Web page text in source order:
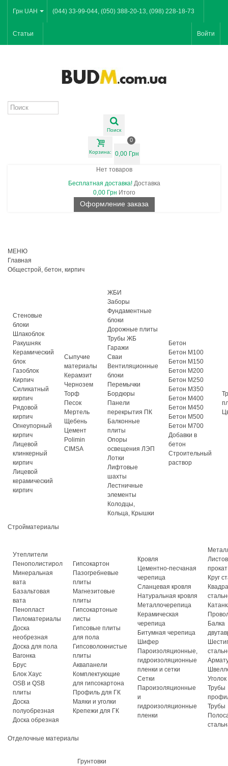
Грн UAH (044) 33-99-044, (050) 388-20-13, (098) 228-18-73
Статьи Войти
Поиск
Корзина:
0
0,00 Грн
Нет товаров
Бесплатная доставка! Доставка
0,00 Грн Итого
Оформление заказа
МЕНЮ
Главная
Общестрой, бетон, кирпич
Стеновые
блоки
Шлакоблок
Ракушняк
Керамический
блок
Газоблок
Кирпич
Силикатный
кирпич
Рядовой
кирпич
Огнеупорный
кирпич
Лицевой
клинкерный
кирпич
Лицевой
керамический
кирпич
Сыпучие
материалы
Керамзит
Чернозем
Торф
Песок
Мертель
Щебень
Цемент
Polimin
CIMSA
ЖБИ
Заборы
Фундаментные
блоки
Дорожные плиты
Трубы ЖБ
Гаражи
Сваи
Вентиляционные
блоки
Перемычки
Бордюры
Панели
перекрытия ПК
Балконные
плиты
Опоры
освещения ЛЭП
Лотки
Лифтовые
шахты
Лестничные
элементы
Колодцы,
Кольца, Крышки
Бетон
Бетон М100
Бетон М150
Бетон М200
Бетон М250
Бетон М350
Бетон М400
Бетон М450
Бетон М500
Бетон М700
Добавки в
бетон
Строительный
раствор
Стройматериалы
Утеплители
Пенополистирол
Минеральная
вата
Базальтовая
вата
Пенопласт
Пиломатериалы
Доска
необрезная
Доска для пола
Вагонка
Брус
Блок Хаус
OSB и QSB
плиты
Доска
полуобрезная
Доска обрезная
Гипсокартон
Пазогребневые
плиты
Магнезитовые
плиты
Гипсокартоные
листы
Гипсовые плиты
для пола
Гипсоволокнистые
плиты
Аквапанели
Комплектующие
для гипсокартона
Профиль для ГК
Маяки и уголки
Крепежи для ГК
Кровля
Цементно-песчаная
черепица
Сланцевая кровля
Натуральная кровля
Металлочерепица
Керамическая
черепица
Битумная черепица
Шифер
Пароизоляционные,
гидроизоляционные
пленки и сетки
Сетки
Пароизоляционные
и
гидроизоляционные
пленки
прокат
Круг
Балка
Уголок
Трубы
Трубы
Отделочные материалы
Грунтовки